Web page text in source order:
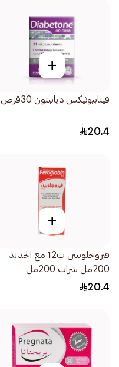
+
فيتابيوتيكس ديابيتون 30قرص
20.4
+
فيروجلوبيين ب12 مع الحديد
200مل شراب 200مل
20.4